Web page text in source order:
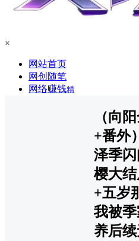
×
网站首页
网创随笔
网络赚钱精
（向
+番外
泽季
樱大
+五岁
我被
养后